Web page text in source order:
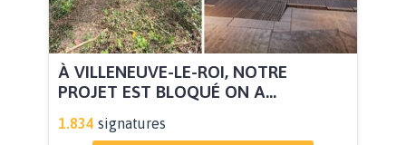
À VILLENEUVE-LE-ROI, NOTRE
PROJET EST BLOQUÉ ON A...
1.834 signatures